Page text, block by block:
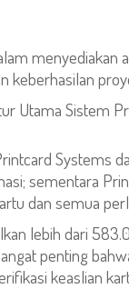
menyediakan
keberhasilan
Utama Sistem
Systems
sementara
dan semua
lebih dari
penting
keaslian